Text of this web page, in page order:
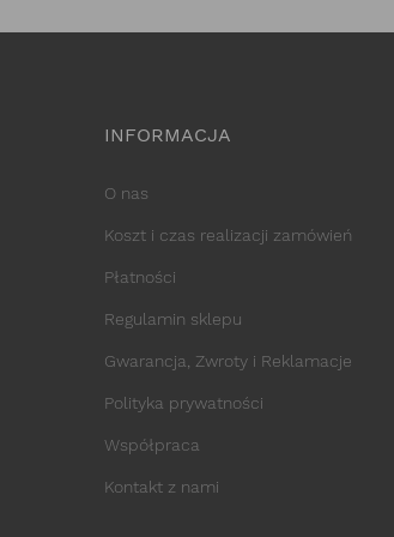
INFORMACJA
O nas
Koszt i czas realizacji zamówień
Płatności
Regulamin sklepu
Gwarancja, Zwroty i Reklamacje
Polityka prywatności
Współpraca
Kontakt z nami